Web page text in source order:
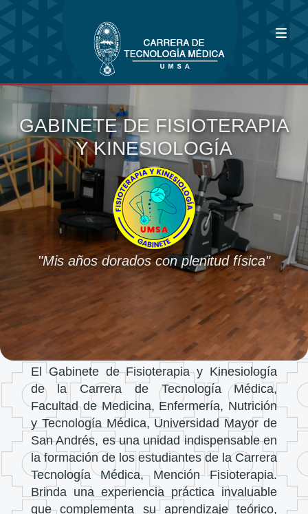
GABINETE DE FISIOTERAPIA
Y KINESIOLOGÍA
"Mis años dorados con plenitud física"
El Gabinete de Fisioterapia y Kinesiología
de la Carrera de Tecnología Médica,
Facultad de Medicina, Enfermería, Nutrición
y Tecnología Médica, Universidad Mayor de
San Andrés, es una unidad indispensable en
la formación de los estudiantes de la Carrera
Tecnología Médica, Mención Fisioterapia.
Brinda una experiencia práctica invaluable
que complementa su aprendizaje teórico,